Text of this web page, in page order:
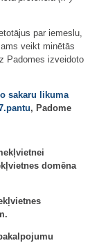
par iemeslu,
veikt minētās
Padomes izveidoto
sakaru likuma
, Padome
domēna